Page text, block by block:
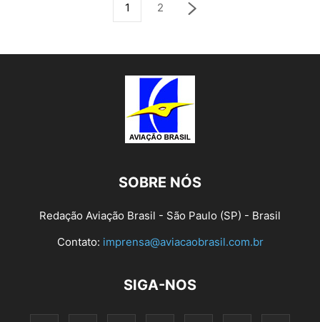
1 2
SOBRE NÓS
Redação Aviação Brasil - São Paulo (SP) - Brasil
Contato: imprensa@aviacaobrasil.com.br
SIGA-NOS